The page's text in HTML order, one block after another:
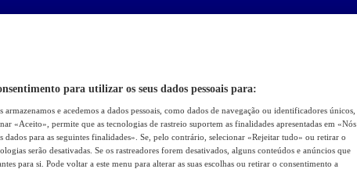
para utilizar os seus dados pessoais para:
armazenamos e acedemos a dados pessoais, como dados de navegação ou identificadores únicos,
«Aceito», permite que as tecnologias de rastreio suportem as finalidades apresentadas em «Nós
dados para as seguintes finalidades». Se, pelo contrário, selecionar «Rejeitar tudo» ou retirar o
serão desativadas. Se os rastreadores forem desativados, alguns conteúdos e anúncios que
para si. Pode voltar a este menu para alterar as suas escolhas ou retirar o consentimento a